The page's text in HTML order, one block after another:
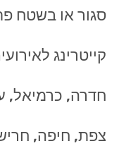
סגור או בשטח
קייטרינג
חדרה, כרמיאל,
צפת, חיפה,